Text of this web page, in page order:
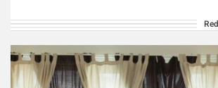
Korzystanie z informacji
naszym blogu...